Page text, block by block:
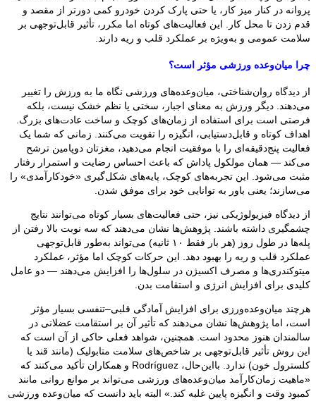
پروانه در کنار میز کار، یا حتی پارک کردن خودرو کمی دورتر از مقصد و
قدم زدن تا محل کار. این فعالیت‌های کوتاه اما مکرر، تأثیر قابل‌توجهی بر
سلامت عمومی و به‌ویژه بر عملکرد قلب و ریه دارند.
چرا میان‌وعده ورزشی مؤثر است؟
از دیدگاه روان‌شناختی، میان‌وعده‌های ورزشی نگاه ما به ورزش را تغییر
می‌دهند. دیگر ورزش به معنای اجبار، سختی یا نظم خشک نیست، بلکه
فرصتی است برای استفاده از زمان‌های کوچک و ساخت عادت‌های بزرگ.
اهداف کوتاه و قابل‌دستیابی، انگیزه را تقویت می‌کنند. زمانی که شما یک
فعالیت پنج‌دقیقه‌ای را با موفقیت انجام می‌دهید، مغزتان دوپامین ترشح
می‌کند — همان مولکول پاداش که باعث احساس رضایت و استمرار رفتار
مثبت می‌شود. این تجربه‌های کوچک، پایه‌های شکل‌گیری «خودکارآمدی» را
می‌سازند؛ یعنی باور به توانایی خود برای موفق شدن.
از دیدگاه فیزیولوژیکی نیز، حتی فعالیت‌های بسیار کوتاه می‌توانند نتایج
چشمگیری داشته باشند. پژوهش‌ها نشان می‌دهند که سه نوبت بالا رفتن از
پله‌ها در طول روز (هر بار فقط ۱۰ ثانیه) می‌تواند به‌طور قابل‌توجهی
عملکرد قلب و ریه را بهبود دهد. این حرکات کوچک اما مؤثر، عملکرد
میتوکندری‌ها و مصرف اکسیژن در سلول‌ها را افزایش می‌دهند — دو عامل
کلیدی برای افزایش انرژی و استقامت بدن.
هرچند میان‌وعده‌ورزی برای افزایش آمادگی قلبی–تنفسی بسیار مؤثر
است، اما پژوهش‌ها نشان می‌دهند که تأثیر آن بر استقامت عضلانی در
سالمندان هنوز محدود است. همچنین، شواهد فعلی حاکی از آن است که
این روش تأثیر قابل‌توجهی بر شاخص‌های سلامت متابولیک (مانند قند یا
کلسترول خون) ندارد. بااین‌حال، Rodríguez و همکاران تأکید می‌کنند که
«ماهیت زمان‌کارآمد میان‌وعده‌های ورزشی می‌تواند بر موانع روانی مانند
کمبود وقت و انگیزه پایین غلبه کند.» البته باید دانست که میان‌وعده ورزشی